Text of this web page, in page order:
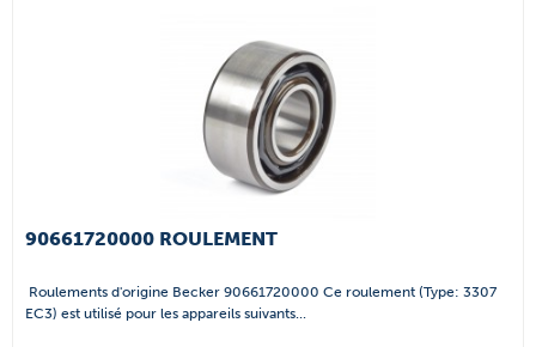
90661720000 ROULEMENT
Roulements d'origine Becker 90661720000 Ce roulement (Type: 3307
EC3) est utilisé pour les appareils suivants...